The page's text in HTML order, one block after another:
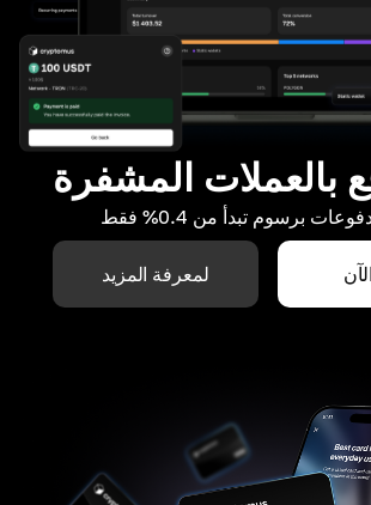
بالعملات المشفرة
برسوم تبدأ من 0.4% فقط
لمعرفة المزيد